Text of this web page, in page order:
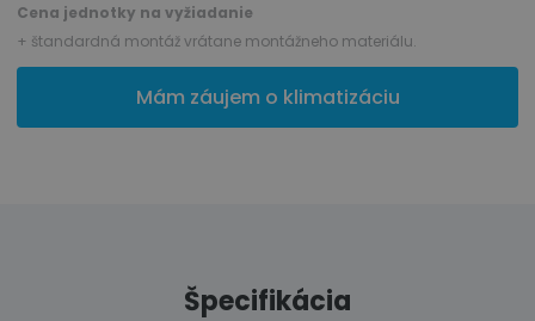
Cena jednotky na vyžiadanie
+ štandardná montáž vrátane montážneho materiálu.
Mám záujem o klimatizáciu
Špecifikácia